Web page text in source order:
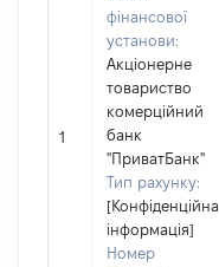
1
фінансової
установи:
Акціонерне
товариство
комерційний
банк
"ПриватБанк"
Тип рахунку:
[Конфіденційна
інформація]
Номер